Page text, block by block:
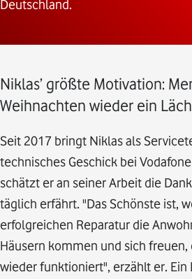
Deutschland.
Niklas’ größte Motivation:
Weihnachten wieder ein
Seit 2017 bringt Niklas als
technisches Geschick bei
schätzt er an seiner Arbeit die
täglich erfährt. "Das Schönste ist,
erfolgreichen Reparatur die
Häusern kommen und sich freuen,
wieder funktioniert", erzählt er. Ein